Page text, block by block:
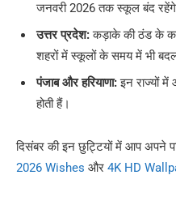
जनवरी 2026 तक स्कूल बंद
उत्तर प्रदेश:कड़ाके की ठंड के
शहरों में स्कूलों के समय में भी
पंजाब और हरियाणा:इन राज्यों में
होती हैं।
दिसंबर की इन छुट्टियों में आप अपने
2026 Wishes और 4K HD